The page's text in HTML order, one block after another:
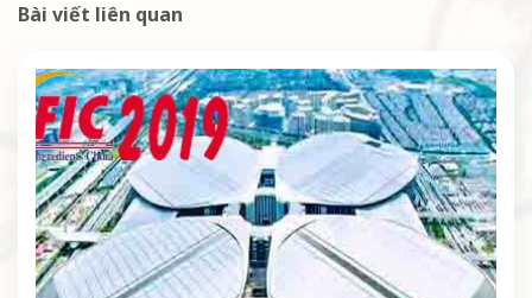
Bài viết liên quan